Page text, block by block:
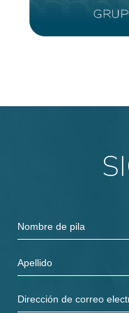
Hidden
Field
Nombre
de
Apellido
Dirección
de